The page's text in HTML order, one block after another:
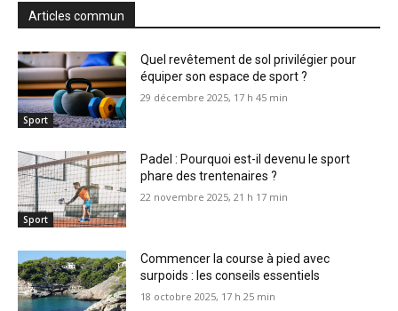
Articles commun
Sport
Quel revêtement de sol privilégier pour
équiper son espace de sport ?
29 décembre 2025, 17 h 45 min
Sport
Padel : Pourquoi est-il devenu le sport
phare des trentenaires ?
22 novembre 2025, 21 h 17 min
Commencer la course à pied avec
surpoids : les conseils essentiels
18 octobre 2025, 17 h 25 min